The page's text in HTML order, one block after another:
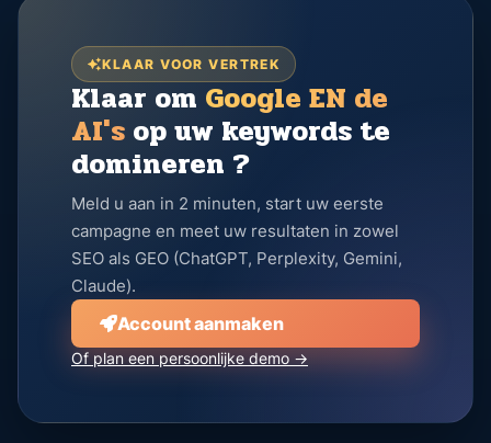
KLAAR VOOR VERTREK
Klaar om Google EN de
AI's op uw keywords te
domineren ?
Meld u aan in 2 minuten, start uw eerste
campagne en meet uw resultaten in zowel
SEO als GEO (ChatGPT, Perplexity, Gemini,
Claude).
Account aanmaken
Of plan een persoonlijke demo →